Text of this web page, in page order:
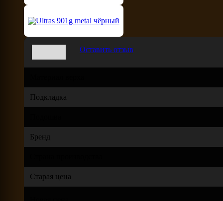
Оставить отзыв
Подкладка
Бренд
Старая цена